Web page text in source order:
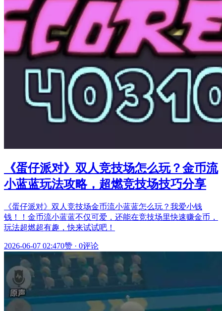
《蛋仔派对》双人竞技场怎么玩？金币流
小蓝蓝玩法攻略，超燃竞技场技巧分享
《蛋仔派对》双人竞技场金币流小蓝蓝怎么玩？我爱小钱
钱！！金币流小蓝蓝不仅可爱，还能在竞技场里快速赚金币，
玩法超燃超有趣，快来试试吧！
2026-06-07 02:470赞 · 0评论